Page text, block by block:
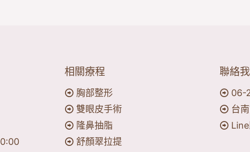
相關療程
胸部整形
雙眼皮手術
隆鼻抽脂
舒顏翠拉提
聯絡
06-
台